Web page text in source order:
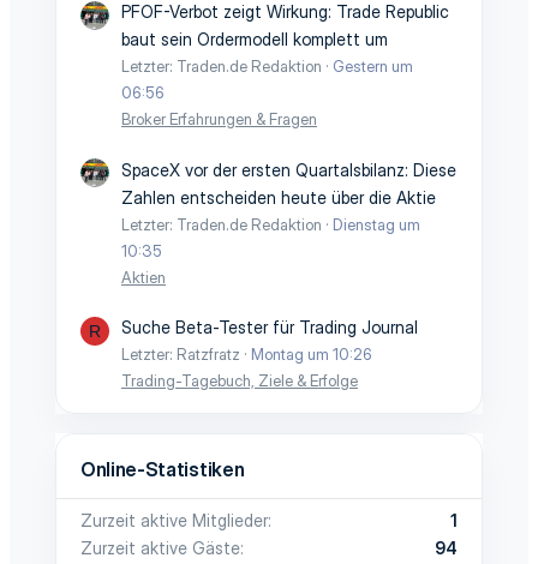
PFOF-Verbot zeigt Wirkung: Trade Republic
baut sein Ordermodell komplett um
Letzter: Traden.de Redaktion
Gestern um
06:56
Broker Erfahrungen & Fragen
SpaceX vor der ersten Quartalsbilanz: Diese
Zahlen entscheiden heute über die Aktie
Letzter: Traden.de Redaktion
Dienstag um
10:35
Aktien
R Suche Beta-Tester für Trading Journal
Letzter: Ratzfratz
Montag um 10:26
Trading-Tagebuch, Ziele & Erfolge
Online-Statistiken
Zurzeit aktive Mitglieder
1
Zurzeit aktive Gäste
94